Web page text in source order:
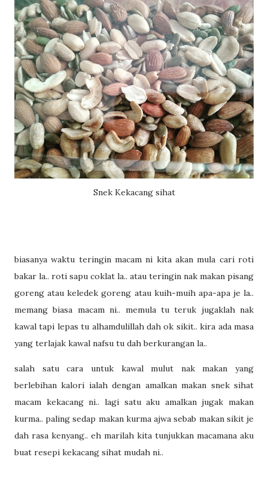
Snek Kekacang sihat
biasanya waktu teringin macam ni kita akan mula cari roti
bakar la.. roti sapu coklat la.. atau teringin nak makan pisang
goreng atau keledek goreng atau kuih-muih apa-apa je la..
memang biasa macam ni.. memula tu teruk jugaklah nak
kawal tapi lepas tu alhamdulillah dah ok sikit.. kira ada masa
yang terlajak kawal nafsu tu dah berkurangan la..
salah satu cara untuk kawal mulut nak makan yang
berlebihan kalori ialah dengan amalkan makan snek sihat
macam kekacang ni.. lagi satu aku amalkan jugak makan
kurma.. paling sedap makan kurma ajwa sebab makan sikit je
dah rasa kenyang.. eh marilah kita tunjukkan macamana aku
buat resepi kekacang sihat mudah ni..